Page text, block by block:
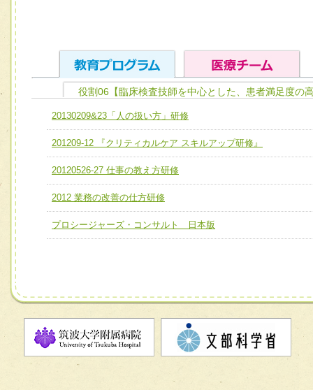
ユニット１ 医療人としての基礎能力
全人的医療を実践する医療人として、必要な基礎能力を身
ける
ユニット２ チーム医療構成力
必要に応じて柔軟に医療チームを組織し、強調できる
ユニット３ 多職種連携力
他職種の視点とスキルを学び、相互理解と連携を深める
チーム01【病院内横断的問題解決チーム】
チーム02【地域医療連携推進による高度医療を必要とする
宅患者等支援チーム】
チーム03【癌患者服薬サポートチーム】
チーム04【口腔ケアチーム】
チーム07【病院職員に対する院内感染対策教育チーム】
チーム08【地域関係機関と連携した小児リハビリテーショ
チーム】
チーム09【術前から始める周術期リハビリテーションチー
役割06【臨床検査技師を中心とした、患者満足度の
20130209&23「人の扱い方」研修
201209-12 『クリティカルケア スキルアップ研修』
20120526-27 仕事の教え方研修
2012 業務の改善の仕方研修
プロシージャーズ・コンサルト 日本版